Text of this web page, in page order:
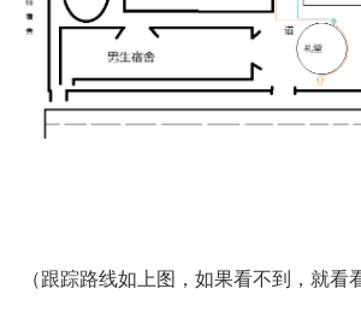
（跟踪路线如上图，如果看不到，就看